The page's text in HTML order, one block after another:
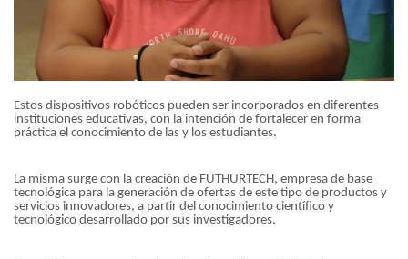
Estos dispositivos robóticos pueden ser incorporados en diferentes
instituciones educativas, con la intención de fortalecer en forma
práctica el conocimiento de las y los estudiantes.
La misma surge con la creación de FUTHURTECH, empresa de base
tecnológica para la generación de ofertas de este tipo de productos y
servicios innovadores, a partir del conocimiento científico y
tecnológico desarrollado por sus investigadores.